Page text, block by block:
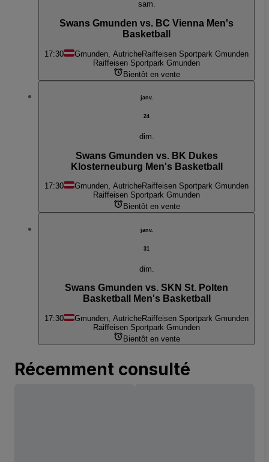
sam.
Swans Gmunden vs. BC Vienna Men's
Basketball
17:30 Gmunden, AutricheRaiffeisen Sportpark Gmunden
Raiffeisen Sportpark Gmunden
Bientôt en vente
janv.
24
dim.
Swans Gmunden vs. BK Dukes
Klosterneuburg Men's Basketball
17:30 Gmunden, AutricheRaiffeisen Sportpark Gmunden
Raiffeisen Sportpark Gmunden
Bientôt en vente
janv.
31
dim.
Swans Gmunden vs. SKN St. Polten
Basketball Men's Basketball
17:30 Gmunden, AutricheRaiffeisen Sportpark Gmunden
Raiffeisen Sportpark Gmunden
Bientôt en vente
Récemment consulté